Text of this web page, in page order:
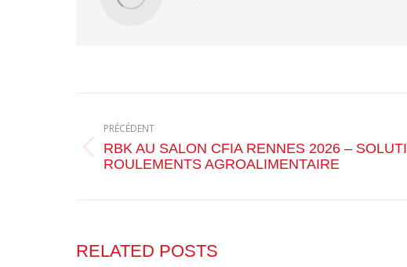
ARTICLE
PRÉCÉDENT
Article
précédent
RBK AU SALON CFIA RENNES 2026 –
ROULEMENTS AGROALIMENTAIRE
RELATED POSTS